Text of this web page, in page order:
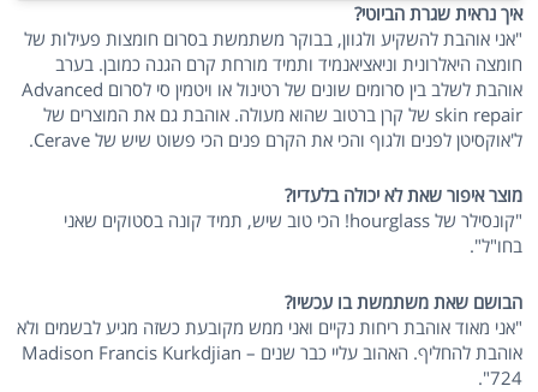
איך נראית שגרת הביוטי?
"אני אוהבת להשקיע ולגוון, בבוקר משתמשת בסרום חומצות פעילות של
חומצה היאלרונית וניאציאנמיד ותמיד מורחת קרם הגנה כמובן. בערב
אוהבת לשלב בין סרומים שונים של רטינול או ויטמין סי לסרום Advanced
skin repair של קרן ברטוב שהוא מעולה. אוהבת גם את המוצרים של
ל'אוקסיטן לפנים ולגוף והכי את הקרם פנים הכי פשוט שיש של Cerave.
מוצר איפור שאת לא יכולה בלעדיו?
"קונסילר של hourglass! הכי טוב שיש, תמיד קונה בסטוקים שאני
בחו"ל".
הבושם שאת משתמשת בו עכשיו?
"אני מאוד אוהבת ריחות נקיים ואני ממש מקובעת כשזה מגיע לבשמים ולא
אוהבת להחליף. האהוב עליי כבר שנים – Madison Francis Kurkdjian
724".